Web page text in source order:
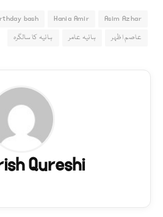
Asim Azhar
Hania Amir
bash
عاصم اظہر
ہانیہ عامر ہانیہ کا سالگرہ
Qureshi